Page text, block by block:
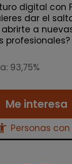
digital con
dar el
a
profesionales?
93,75%
Me interesa
Personas